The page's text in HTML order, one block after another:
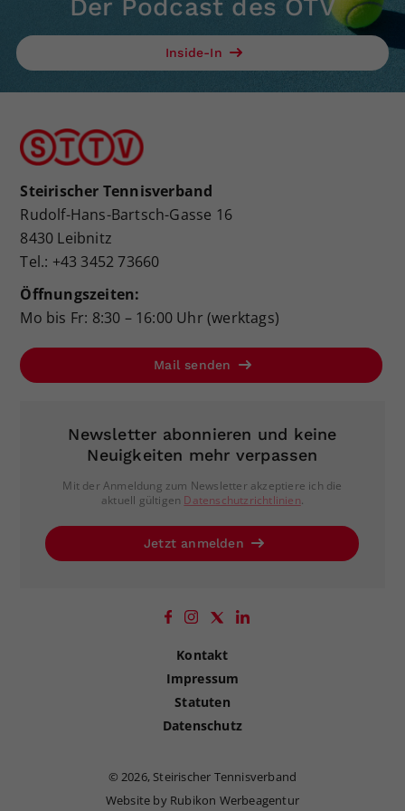
Der Podcast des ÖTV
Inside-In
Steirischer Tennisverband
Rudolf-Hans-Bartsch-Gasse 16
8430 Leibnitz
Tel.: +43 3452 73660
Öffnungszeiten:
Mo bis Fr: 8:30 – 16:00 Uhr (werktags)
Mail senden
Newsletter abonnieren und keine
Neuigkeiten mehr verpassen
Mit der Anmeldung zum Newsletter akzeptiere ich die
aktuell gültigen Datenschutzrichtlinien.
Jetzt anmelden
Kontakt
Impressum
Statuten
Datenschutz
©2026, Steirischer Tennisverband
Website by Rubikon Werbeagentur
Dieser Wert speichert Ihre Consent-
zufällig generierte ID, für die
hat.